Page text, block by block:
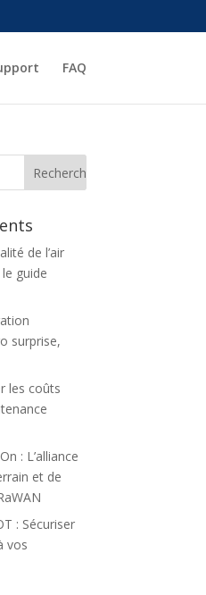
FAQ
de l’air
guide
surprise,
les coûts
: L’alliance
et de
: Sécuriser
vos